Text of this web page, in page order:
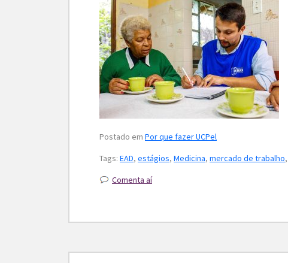
Postado em Por que fazer UCPel
Tags: EAD, estágios, Medicina, mercado de trabalho,
Comenta aí